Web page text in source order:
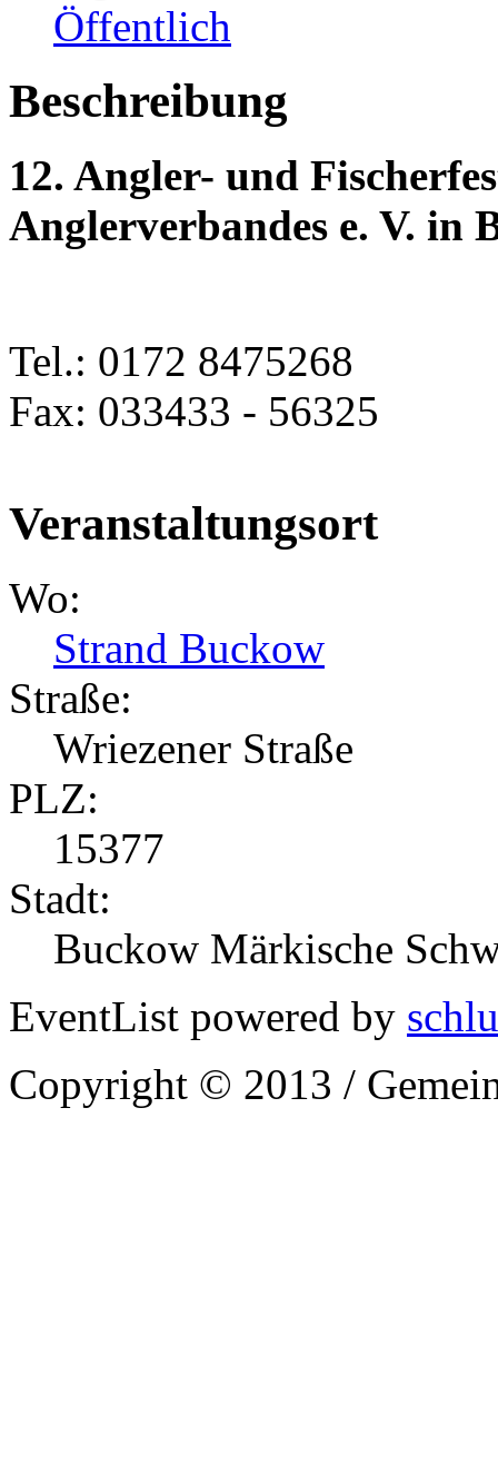
Öffentlich
Beschreibung
12. Angler- und
Anglerverbandes e. V. in
Tel.: 0172 8475268
Fax: 033433 - 56325
Veranstaltungsort
Wo:
Strand Buckow
Straße:
Wriezener Straße
PLZ:
15377
Stadt:
Buckow Märkische
EventList powered by
Copyright © 2013 /